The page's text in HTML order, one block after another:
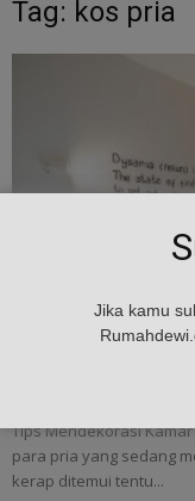
Tag: kos pria
Tips
Tips Mendekorasi Kamar
para pria yang sedang
kerap ditemui tentu...
Jika kamu